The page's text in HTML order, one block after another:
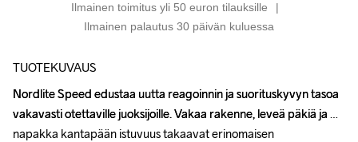
Ilmainen toimitus yli 50 euron tilauksille
Ilmainen palautus 30 päivän kuluessa
TUOTEKUVAUS
Nordlite Speed edustaa uutta reagoinnin ja suorituskyvyn tasoa
vakavasti otettaville juoksijoille. Vakaa rakenne, leveä päkiä ja
napakka kantapään istuvuus takaavat erinomaisen
Nordlite Speed edustaa uutta reagoinnin ja suorituskyvyn tasoa
vakavasti otettaville juoksijoille. Vakaa rakenne, leveä päkiä ja
napakka kantapään istuvuus takaavat erinomaisen